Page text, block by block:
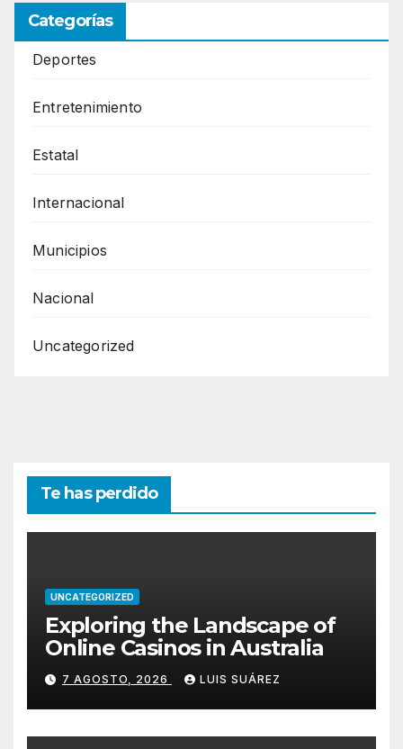
Categorías
Deportes
Entretenimiento
Estatal
Internacional
Municipios
Nacional
Uncategorized
Te has perdido
UNCATEGORIZED
Exploring the Landscape of
Online Casinos in Australia
7 AGOSTO, 2026 LUIS SUÁREZ